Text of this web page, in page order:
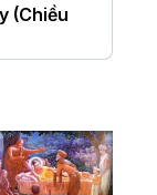
(Chiều
Khóa tu
(Sáng